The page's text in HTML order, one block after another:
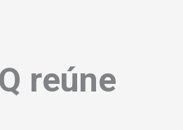
reúne